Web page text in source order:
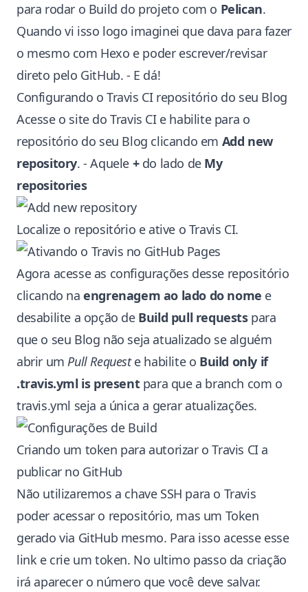
para rodar o Build do projeto com o Pelican.
Quando vi isso logo imaginei que dava para fazer
o mesmo com Hexo e poder escrever/revisar
direto pelo GitHub. - E dá!
Configurando o Travis CI repositório do seu Blog
Acesse o site doTravis CIe habilite para o
repositório do seu Blog clicando em Add new
repository. - Aquele +do lado de My
repositories
Localize o repositório e ative o Travis CI.
Agora acesse as configurações desse repositório
clicando naengrenagem ao lado do nome e
desabilite a opção de Build pull requestspara
que o seu Blog não seja atualizado se alguém
abrir umPull Requeste habilite o Build only if
.travis.yml is presentpara que a branch com o
travis.yml seja a única a gerar atualizações.
Criando um token para autorizar o Travis CI a
publicar no GitHub
Não utilizaremos a chave SSH para o Travis
poder acessar o repositório, mas um Token
gerado via GitHub mesmo. Para isso acesse esse
linke crie um token. No ultimo passo da criação
irá aparecer o número que você deve salvar.